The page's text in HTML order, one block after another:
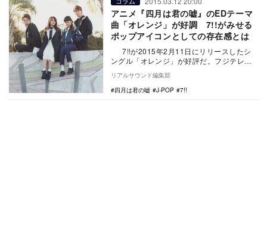
アニメ『四月は君の嘘』のEDテーマ
曲「オレンジ」が好調 7!!がみせる
ポップアイコンとしての存在感とは
ングル「オレンジ」が好評だ。フジテレビ
系で放送されている人気アニメ『…
リアルサウンド編集部
四月は君の嘘
J-POP 7!!